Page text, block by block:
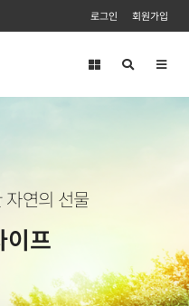
로그인 회원가입
연의 선물
이프